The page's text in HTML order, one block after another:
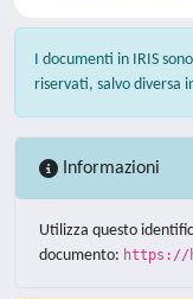
I documenti in IRIS
riservati, salvo diversa
Informazioni
Utilizza questo
documento: https://